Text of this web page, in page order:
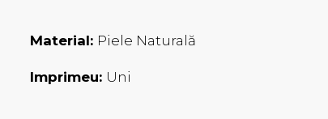
Material: Piele Naturală
Imprimeu: Uni